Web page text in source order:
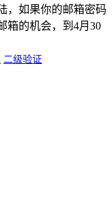
，如果你的邮箱密码
箱的机会，到4月30
二级验证